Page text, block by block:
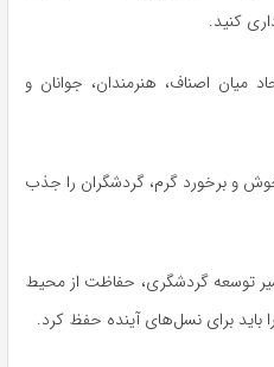
کنید.
میان اصناف، هنرمندان، جوانان و
و برخورد گرم، گردشگران را جذب
توسعه گردشگری، حفاظت از محیط
برای نسل‌های آینده حفظ کرد.